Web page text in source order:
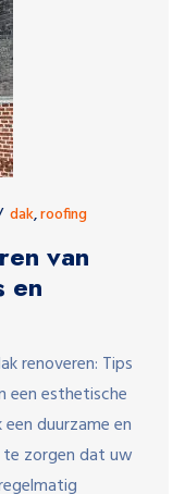
dak,roofing
van
en
renoveren: Tips
een esthetische
duurzame en
zorgen dat uw